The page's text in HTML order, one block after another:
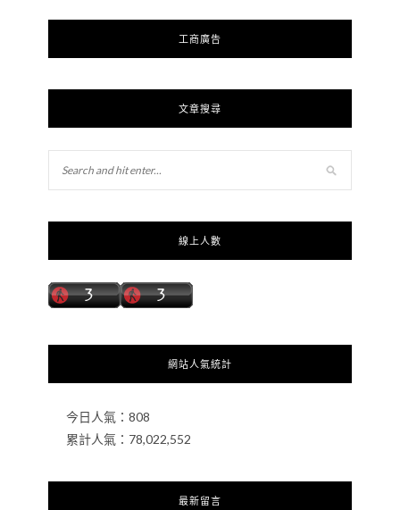
工商廣告
文章搜尋
線上人數
網站人氣統計
今日人氣： 808
累計人氣： 78,022,552
最新留言